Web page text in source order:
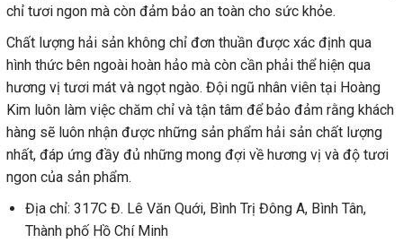
chỉ tươi ngon mà còn đảm bảo an toàn cho sức khỏe.
Chất lượng hải sản không chỉ đơn thuần được xác định qua
hình thức bên ngoài hoàn hảo mà còn cần phải thể hiện qua
hương vị tươi mát và ngọt ngào. Đội ngũ nhân viên tại Hoàng
Kim luôn làm việc chăm chỉ và tận tâm để bảo đảm rằng khách
hàng sẽ luôn nhận được những sản phẩm hải sản chất lượng
nhất, đáp ứng đầy đủ những mong đợi về hương vị và độ tươi
ngon của sản phẩm.
Địa chỉ: 317C Đ. Lê Văn Quới, Bình Trị Đông A, Bình Tân,
Thành phố Hồ Chí Minh